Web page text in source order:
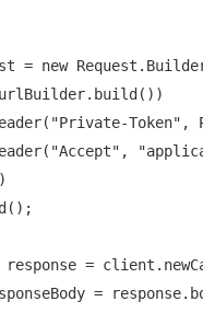
= new
Token",
=
=